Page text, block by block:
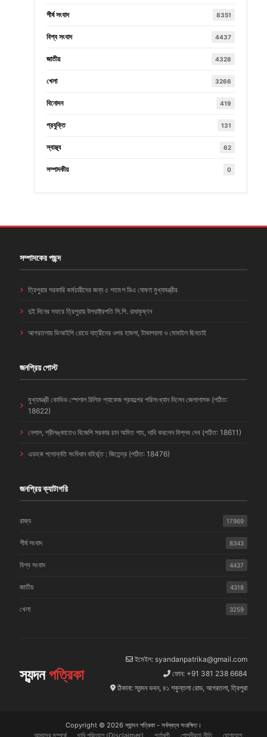
শীর্ষ সংবাদ 8351
বিশ্ব সংবাদ 4437
জাতীয় 4328
খেলা 3266
বিনোদন 419
প্রযুক্তি 131
স্বাস্থ্য 62
সম্পাদকীয় 0
সম্পাদকের পছন্দ
ত্রিপুরার সরকারি কর্মচারীদের জন্য ৫ শতাংশ ডিএ ঘোষণা মুখ্যমন্ত্রীর
দুই দিনের সফরে ত্রিপুরায় উপরাষ্ট্রপতি সি.পি. রাধাকৃষ্ণন
আগরতলায় ভিআইপি রোডে যাত্রীদের ওপর হামলা, টাকাপয়সা ও মোবাইল ছিনতাই
জনপ্রিয় পোস্ট
মুখ্যমন্ত্রী কোভিড স্পেশাল রিলিফ প্যাকেজ প্রকল্পের পরিসংখ্যান দিলেন জেলাশাসক (পঠিত:
18622)
নেপাল, শ্রীলঙ্কাতেও বিজেপি সরকার চান অমিত শাহ, দাবি করলেন বিপ্লব দেব (পঠিত: 18611)
এডহক পদোন্নতি সংবিধান বহির্ভূত : জিতেন্দ্র (পঠিত: 18476)
জনপ্রিয় ক্যাটাগরি
রাজ্য 17969
শীর্ষ সংবাদ 8343
বিশ্ব সংবাদ 4437
জাতীয় 4318
খেলা 3259
স্যন্দনপত্রিকা
ইমেইল: syandanpatrika@gmail.com
ফোন: +91 381 238 6684
ঠিকানা: স্যন্দন ভবন, ৪১ শকুন্তলা রোড, আগরতলা, ত্রিপুরা
Copyright © 2026 স্যান্দন পত্রিকা - সর্বস্বত্ব সংরক্ষিত।
আমাদের সম্পর্কে
দাবি পরিত্যাগ (Disclaimer) শর্তাবলী গোপনীয়তা নীতি যোগাযোগ